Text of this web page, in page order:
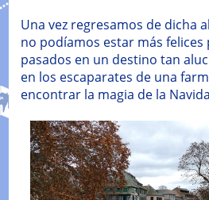
Una vez regresamos de dicha
no podíamos estar más felices
pasados en un destino tan
en los escaparates de una
encontrar la magia de la